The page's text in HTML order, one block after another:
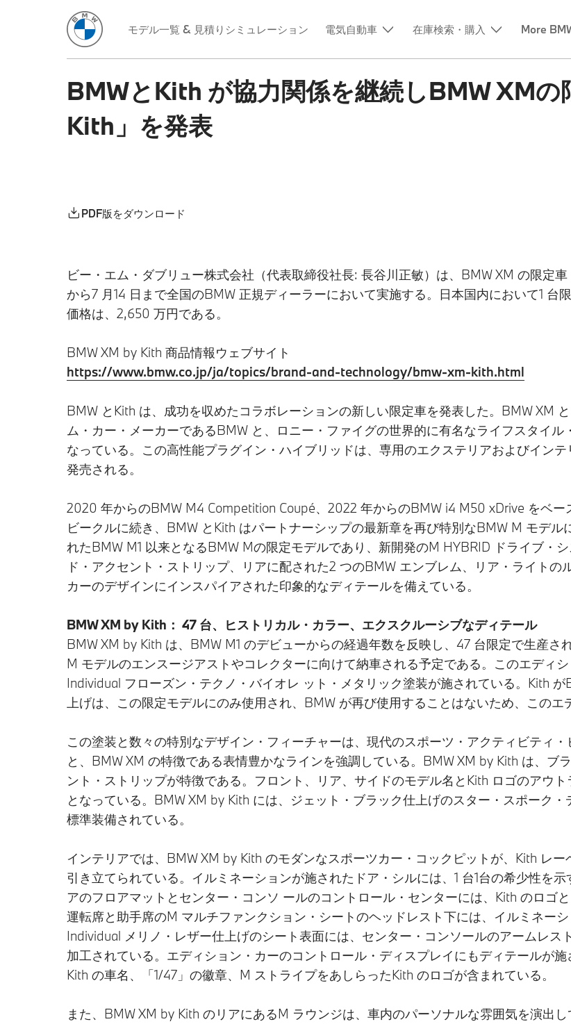
モデル一覧 & 見積りシミュレーション 電気自動車 在庫検索・購入 More
BMWとKith が協力関係を継続しBMW XM
Kith」を発表
PDF版をダウンロード
ビー・エム・ダブリュー株式会社（代表取締役社長: 長谷川正敏）は、BMW XM の限定
から7 月14 日まで全国のBMW 正規ディーラーにおいて実施する。日本国内において1 台
価格は、2,650 万円である。
BMW XM by Kith 商品情報ウェブサイト
https://www.bmw.co.jp/ja/topics/brand-and-technology/bmw-xm-kith.html
BMW とKith は、成功を収めたコラボレーションの新しい限定車を発表した。BMW XM
ム・カー・メーカーであるBMW と、ロニー・ファイグの世界的に有名なライフスタイ
なっている。この高性能プラグイン・ハイブリッドは、専用のエクステリアおよびイン
発売される。
2020 年からのBMW M4 Competition Coupé、2022 年からのBMW i4 M50 xDrive をベー
ビークルに続き、BMW とKith はパートナーシップの最新章を再び特別なBMW M モデル
れたBMW M1 以来となるBMW Mの限定モデルであり、新開発のM HYBRID ドライブ・
ド・アクセント・ストリップ、リアに配された2 つのBMW エンブレム、リア・ライト
カーのデザインにインスパイアされた印象的なディテールを備えている。
BMW XM by Kith： 47 台、ヒストリカル・カラー、エクスクルーシブなディテール
BMW XM by Kith は、BMW M1 のデビューからの経過年数を反映し、47 台限定で生産
M モデルのエンスージアストやコレクターに向けて納車される予定である。このエディ
Individual フローズン・テクノ・バイオレ ット・メタリック塗装が施されている。Kith
上げは、この限定モデルにのみ使用され、BMW が再び使用することはないため、この
この塗装と数々の特別なデザイン・フィーチャーは、現代のスポーツ・アクティビティ
と、BMW XM の特徴である表情豊かなラインを強調している。BMW XM by Kith は、ブ
ント・ストリップが特徴である。フロント、リア、サイドのモデル名とKith ロゴのアウ
となっている。BMW XM by Kith には、ジェット・ブラック仕上げのスター・スポーク
標準装備されている。
インテリアでは、BMW XM by Kith のモダンなスポーツカー・コックピットが、Kith レ
引き立てられている。イルミネーションが施されたドア・シルには、1 台1台の希少性を
アのフロアマットとセンター・コンソ ールのコントロール・センターには、Kith のロゴ
運転席と助手席のM マルチファンクション・シートのヘッドレスト下には、イルミネー
Individual メリノ・レザー仕上げのシート表面には、センター・コンソールのアームレス
加工されている。エディション・カーのコントロール・ディスプレイにもディテールが
Kith の車名、「1/47」の徽章、M ストライプをあしらったKith のロゴが含まれている。
また、BMW XM by Kith のリアにあるM ラウンジは、車内のパーソナルな雰囲気を演出